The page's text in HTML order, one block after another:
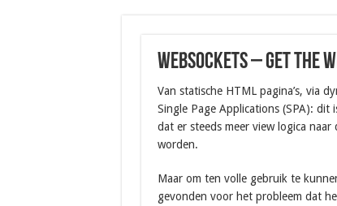
Websockets – Get the
Van statische HTML pagina’s, via
Single Page Applications (SPA):
dat er steeds meer view logica
worden.
Maar om ten volle gebruik te
gevonden voor het probleem dat